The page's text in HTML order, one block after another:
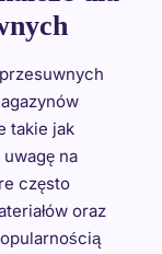
takie jak
na
często
oraz